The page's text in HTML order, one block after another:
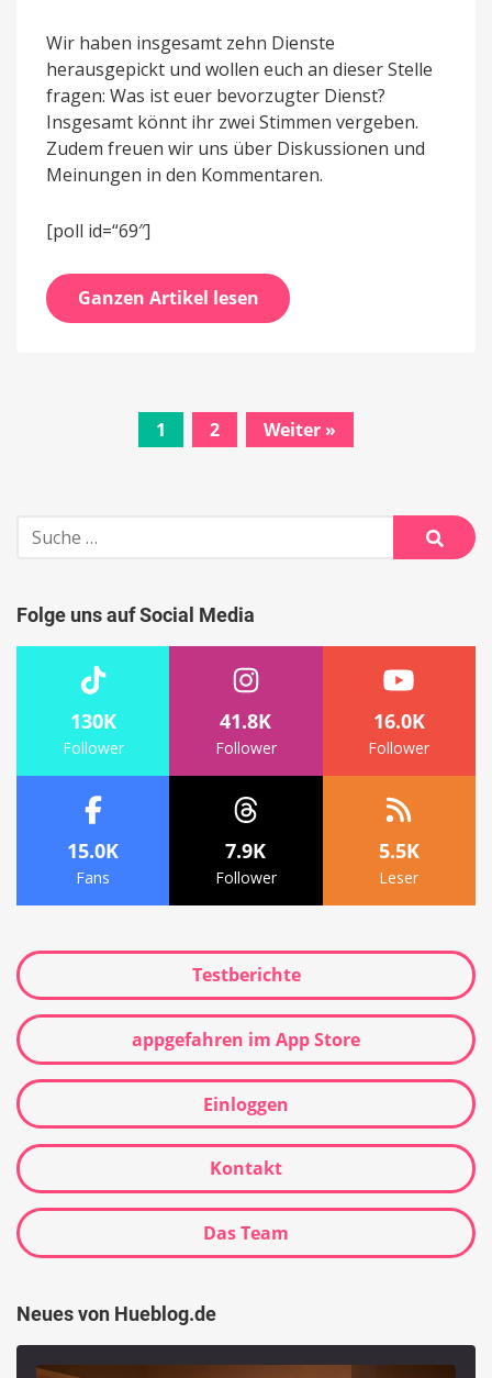
Wir haben insgesamt zehn Dienste
herausgepickt und wollen euch an dieser Stelle
fragen: Was ist euer bevorzugter Dienst?
Insgesamt könnt ihr zwei Stimmen vergeben.
Zudem freuen wir uns über Diskussionen und
Meinungen in den Kommentaren.
[poll id=“69″]
Ganzen Artikel lesen
1 2 Weiter »
Suche
nach:
Suche
Folge uns auf Social Media
130K
Follower
41.8K
Follower
16.0K
Follower
15.0K
Fans
7.9K
Follower
5.5K
Leser
Testberichte
appgefahren im App Store
Einloggen
Kontakt
Das Team
Neues von Hueblog.de